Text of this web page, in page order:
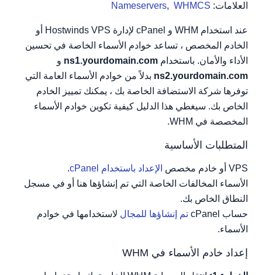
العلامات: Nameservers, WHMCS
إعداد خادم الأسماء في WHM
عنوان IP الفردي:
عناوين IP المنفصلة:
عنوان IP المشترك:
عناوين IP المتاحة
عند استخدام WHM و cPanel لإدارة Hostwinds VPS أو
الخادم المخصص ، تساعد خوادم الأسماء الخاصة في تحسين
الأداء والأمان. باستخدام ns1.yourdomain.com و
ns2.yourdomain.com بدلاً من خوادم الأسماء العامة التي
توفرها شركة الاستضافة الخاصة بك ، يمكنك تمييز الخادم
الخاص بك. سيغطي هذا الدليل كيفية تكوين خوادم الأسماء
المخصصة في WHM.
المتطلبات الأساسية
VPS أو خادم مخصص الإعداد باستخدام cPanel
.
الأسماء المخالفات الخاصة التي تم إنشاؤها هنا أو في مسجل
النطاق الخاص بك.
حساب cPanel
تم إنشاؤها للمجال لاستخدامها في خوادم
الأسماء.
إعداد خادم الأسماء في WHM